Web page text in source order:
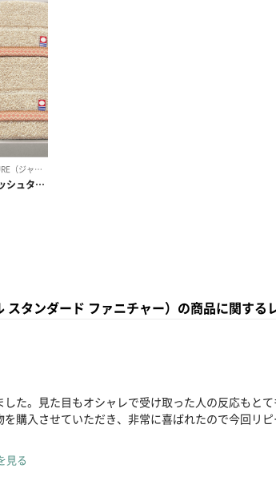
タンダード ファニチャー）の商品に関する
た。見た目もオシャレで受け取った人の反応もと
購入させていただき、非常に喜ばれたので今回リ
見る